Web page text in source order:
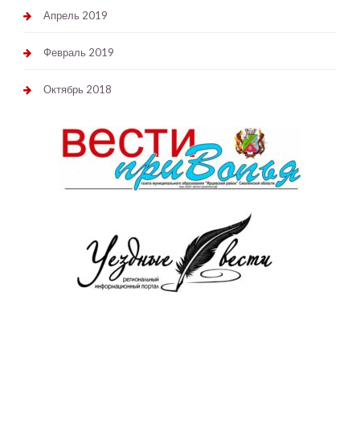
Апрель 2019
Февраль 2019
Октябрь 2018